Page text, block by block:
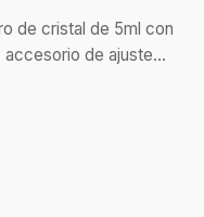
de cristal de 5ml con
de ajuste...